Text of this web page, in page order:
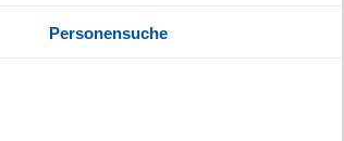
Personensuche